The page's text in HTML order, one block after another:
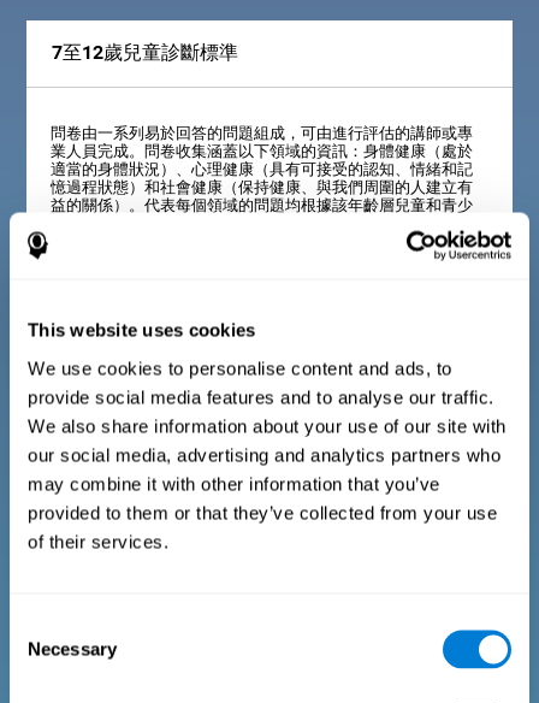
This website uses cookies
We use cookies to personalise content and ads, to
provide social media features and to analyse our traffic.
We also share information about your use of our site with
our social media, advertising and analytics partners who
may combine it with other information that you’ve
provided to them or that they’ve collected from your use
of their services.
Selection
Necessary
7至12歲兒童診斷標準
問卷由一系列易於回答的問題組成，可由進行評估的講師或專
業人員完成。問卷收集涵蓋以下領域的資訊：身體健康（處於
適當的身體狀況）、心理健康（具有可接受的認知、情緒和記
憶過程狀態）和社會健康（保持健康、與我們周圍的人建立有
益的關係）。代表每個領域的問題均根據該年齡層兒童和青少
問卷由一系列易於回答的問題組成，可由進行評估的講師或專
業人員完成。問卷收集涵蓋以下領域的資訊：身體健康（處於
適當的身體狀況）、心理健康（具有可接受的認知、情緒和記
憶過程狀態）和社會健康（保持健康、與我們周圍的人建立有
益的關係）。代表每個領域的問題均根據該年齡層兒童和青少
年的日常經驗進行調整。
問卷由一系列易於回答的問題組成，可由進行整體認知評估的